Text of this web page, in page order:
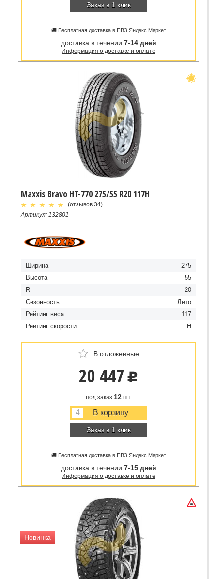
Заказ в 1 клик
🚚 Бесплатная доставка в ПВЗ Яндекс Маркет
доставка в течении 7-14 дней
Информация о доставке и оплате
Maxxis Bravo HT-770 275/55 R20 117H
(отзывов 34)
Артикул: 132801
Ширина
275
Высота
55
R
20
Сезонность
Лето
Рейтинг веса
117
Рейтинг скорости
H
В отложенные
20 447 u
под заказ 12шт.
Заказ в 1 клик
🚚 Бесплатная доставка в ПВЗ Яндекс Маркет
доставка в течении 7-15 дней
Информация о доставке и оплате
Новинка